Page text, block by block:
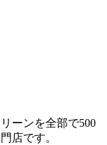
ーンを全部で500
店です。